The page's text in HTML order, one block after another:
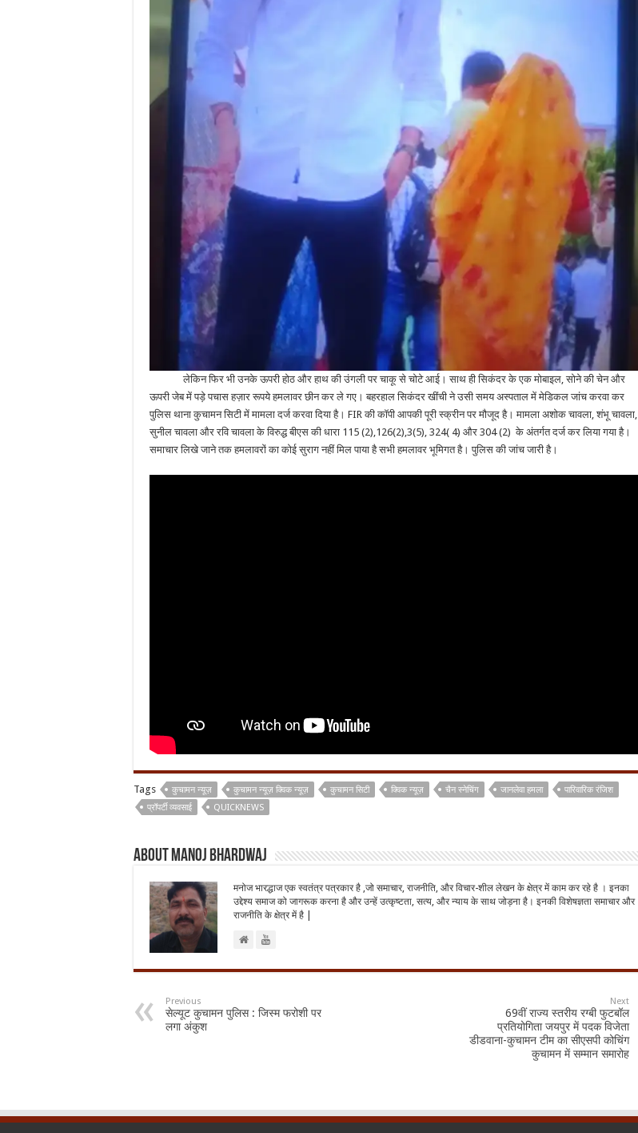
लेकिन फिर भी उनके ऊपरी होठ और हाथ की उंगली पर चाकू से चोटे आई। साथ ही सिकंदर के एक मोबाइल, सोने की चेन और
ऊपरी जेब में पड़े पचास हज़ार रूपये हमलावर छीन कर ले गए। बहरहाल सिकंदर खींची ने उसी समय अस्पताल में मेडिकल जांच करवा कर
पुलिस थाना कुचामन सिटी में मामला दर्ज करवा दिया है। FIR की कॉपी आपकी पूरी स्क्रीन पर मौजूद है। मामला अशोक चावला, शंभू चावला,
सुनील चावला और रवि चावला के विरुद्ध बीएस की धारा 115 (2),126(2),3(5), 324( 4) और 304 (2) के अंतर्गत दर्ज कर लिया गया है।
समाचार लिखे जाने तक हमलावरों का कोई सुराग नहीं मिल पाया है सभी हमलावर भूमिगत है। पुलिस की जांच जारी है।
Tags कुचामन न्यूज़ कुचामन न्यूज़ क्विक न्यूज़ कुचामन सिटी क्विक न्यूज़ चैन स्नेचिंग जानलेवा हमला
पारिवारिक रंजिश
प्रॉपर्टी व्यवसाई
QUICKNEWS
About Manoj Bhardwaj
मनोज भारद्धाज एक स्वतंत्र पत्रकार है ,जो समाचार, राजनीति, और विचार-शील लेखन के क्षेत्र में काम कर रहे है । इनका
उद्देश्य समाज को जागरूक करना है और उन्हें उत्कृष्टता, सत्य, और न्याय के साथ जोड़ना है। इनकी विशेषज्ञता समाचार और
राजनीति के क्षेत्र में है |
Previous
सेल्यूट कुचामन पुलिस : जिस्म फरोशी पर
लगा अंकुश
Next
69वीं राज्य स्तरीय रग्बी फुटबॉल
प्रतियोगिता जयपुर में पदक विजेता
डीडवाना-कुचामन टीम का सीएसपी कोचिंग
कुचामन में सम्मान समारोह